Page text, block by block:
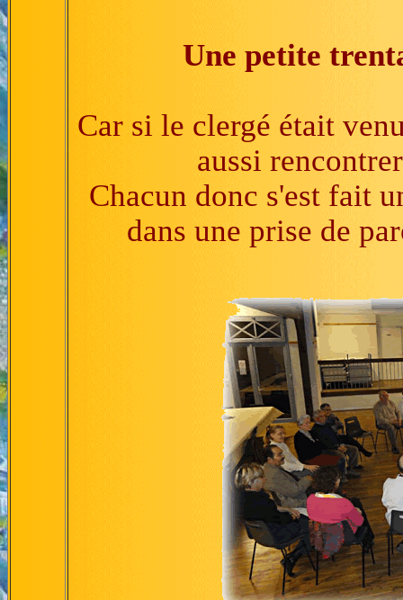
Une petite
Car si le clergé était
aussi
Chacun donc s'est fait
dans une prise de